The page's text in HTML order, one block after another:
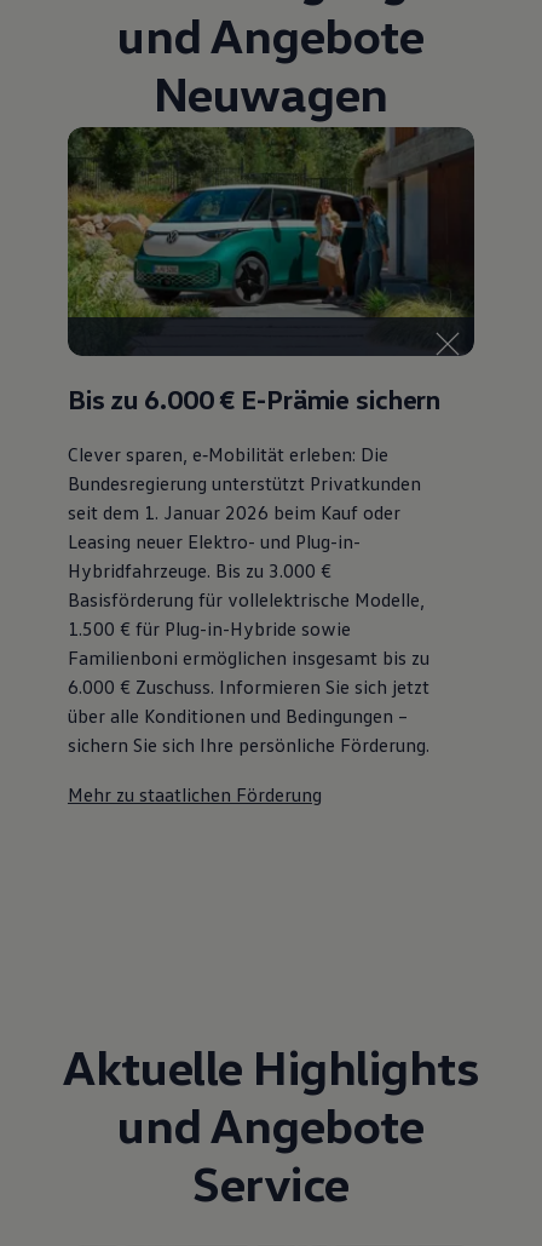
und Angebote
Neuwagen
Bis zu 6.000 € E-Prämie sichern
Clever sparen, e‑Mobilität erleben: Die
Bundesregierung unterstützt Privatkunden
seit dem 1. Januar 2026 beim Kauf oder
Leasing neuer Elektro- und Plug-in-
Hybridfahrzeuge. Bis zu 3.000 €
Basisförderung für vollelektrische Modelle,
1.500 € für Plug-in-Hybride sowie
Familienboni ermöglichen insgesamt bis zu
6.000 € Zuschuss⁠. Informieren Sie sich jetzt
über alle Konditionen und Bedingungen –
sichern Sie sich Ihre persönliche Förderung.
Mehr zu staatlichen Förderung
Aktuelle Highlights
und Angebote
Service